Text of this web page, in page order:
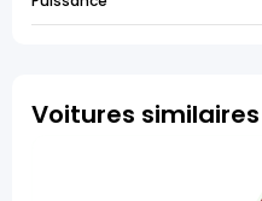
Voitures similaires